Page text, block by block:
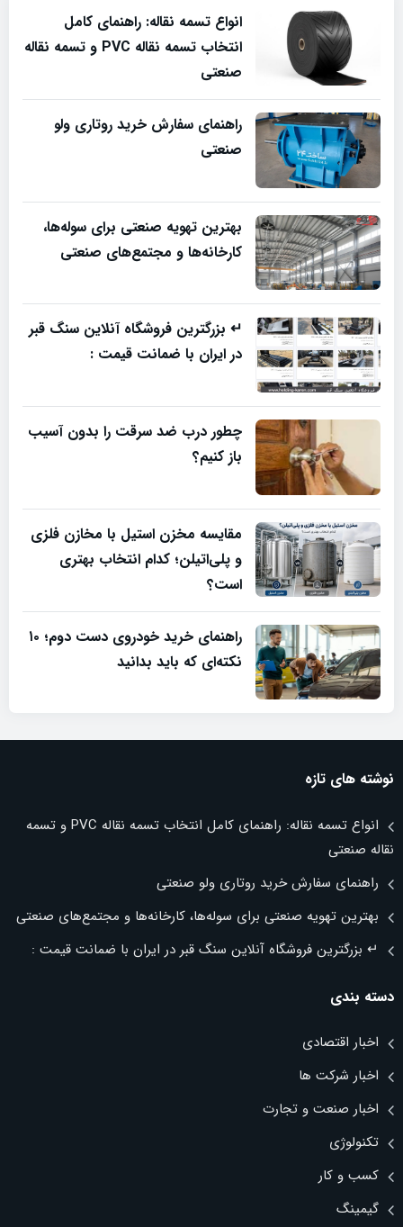
انواع تسمه نقاله: راهنمای کامل
انتخاب تسمه نقاله PVC و تسمه نقاله
صنعتی
راهنمای سفارش خرید روتاری ولو
صنعتی
بهترین تهویه صنعتی برای سوله‌ها،
کارخانه‌ها و مجتمع‌های صنعتی
↵ بزرگترین فروشگاه آنلاین سنگ قبر
در ایران با ضمانت قیمت :
چطور درب ضد سرقت را بدون آسیب
باز کنیم؟
مقایسه مخزن استیل با مخازن فلزی
و پلی‌اتیلن؛ کدام انتخاب بهتری
است؟
راهنمای خرید خودروی دست دوم؛ ۱۰
نکته‌ای که باید بدانید
نوشته های تازه
انواع تسمه نقاله: راهنمای کامل انتخاب تسمه نقاله PVC و تسمه
نقاله صنعتی
راهنمای سفارش خرید روتاری ولو صنعتی
بهترین تهویه صنعتی برای سوله‌ها، کارخانه‌ها و مجتمع‌های صنعتی
↵ بزرگترین فروشگاه آنلاین سنگ قبر در ایران با ضمانت قیمت :
دسته بندی
اخبار اقتصادی
اخبار شرکت ها
اخبار صنعت و تجارت
تکنولوژی
کسب و کار
گیمینگ